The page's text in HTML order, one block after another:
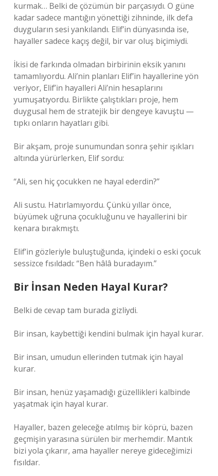
kurmak… Belki de çözümün bir parçasıydı. O güne
kadar sadece mantığın yönettiği zihninde, ilk defa
duyguların sesi yankılandı. Elif’in dünyasında ise,
hayaller sadece kaçış değil, bir var oluş biçimiydi.
İkisi de farkında olmadan birbirinin eksik yanını
tamamlıyordu. Ali’nin planları Elif’in hayallerine yön
veriyor, Elif’in hayalleri Ali’nin hesaplarını
yumuşatıyordu. Birlikte çalıştıkları proje, hem
duygusal hem de stratejik bir dengeye kavuştu —
tıpkı onların hayatları gibi.
Bir akşam, proje sunumundan sonra şehir ışıkları
altında yürürlerken, Elif sordu:
“Ali, sen hiç çocukken ne hayal ederdin?”
Ali sustu. Hatırlamıyordu. Çünkü yıllar önce,
büyümek uğruna çocukluğunu ve hayallerini bir
kenara bırakmıştı.
Elif’in gözleriyle buluştuğunda, içindeki o eski çocuk
sessizce fısıldadı: “Ben hâlâ buradayım.”
Bir İnsan Neden Hayal Kurar?
Belki de cevap tam burada gizliydi.
Bir insan, kaybettiği kendini bulmak için hayal kurar.
Bir insan, umudun ellerinden tutmak için hayal
kurar.
Bir insan, henüz yaşamadığı güzellikleri kalbinde
yaşatmak için hayal kurar.
Hayaller, bazen geleceğe atılmış bir köprü, bazen
geçmişin yarasına sürülen bir merhemdir. Mantık
bizi yola çıkarır, ama hayaller nereye gideceğimizi
fısıldar.